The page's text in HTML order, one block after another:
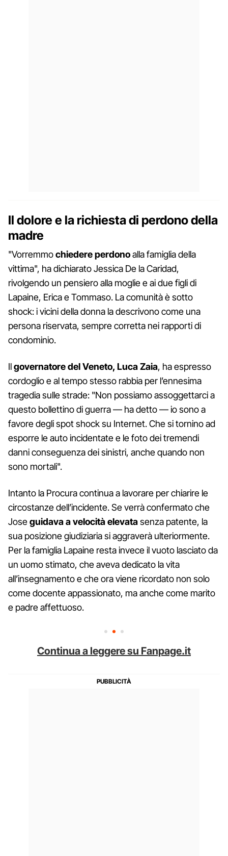
Il dolore e la richiesta di perdono della
madre
"Vorremmochiedere perdonoalla famiglia della
vittima", ha dichiarato Jessica De la Caridad,
rivolgendo un pensiero alla moglie e ai due figli di
Lapaine, Erica e Tommaso. La comunità è sotto
shock: i vicini della donna la descrivono come una
persona riservata, sempre corretta nei rapporti di
condominio.
Ilgovernatore del Veneto, Luca Zaia, ha espresso
cordoglio e al tempo stesso rabbia per l’ennesima
tragedia sulle strade: "Non possiamo assoggettarci a
questo bollettino di guerra — ha detto — io sono a
favore degli spot shock su Internet. Che si tornino ad
esporre le auto incidentate e le foto dei tremendi
danni conseguenza dei sinistri, anche quando non
sono mortali".
Intanto la Procura continua a lavorare per chiarire le
circostanze dell’incidente. Se verrà confermato che
Joseguidava a velocità elevatasenza patente, la
sua posizione giudiziaria si aggraverà ulteriormente.
Per la famiglia Lapaine resta invece il vuoto lasciato da
un uomo stimato, che aveva dedicato la vita
all’insegnamento e che ora viene ricordato non solo
come docente appassionato, ma anche come marito
e padre affettuoso.
Continua a leggere su Fanpage.it